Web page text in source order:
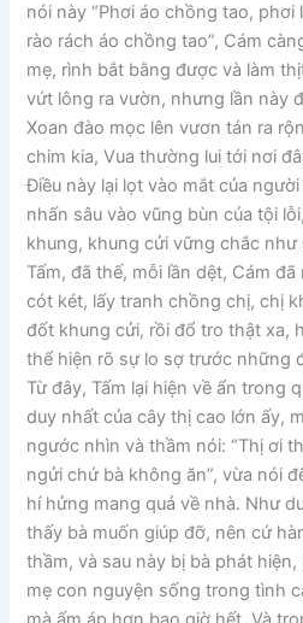
nói này “Phơi áo chồng tao,
rào rách áo chồng tao”, Cám
mẹ, rình bắt bằng được và làm
vứt lông ra vườn, nhưng lần này
Xoan đào mọc lên vươn tán ra
chim kia, Vua thường lui tới nơi
Điều này lại lọt vào mắt của
nhấn sâu vào vũng bùn của tội
khung, khung cửi vững chắc như
Tấm, đã thế, mỗi lần dệt, Cám
cót két, lấy tranh chồng chị, chị
đốt khung cửi, rồi đổ tro thật xa,
thể hiện rõ sự lo sợ trước những
Từ đây, Tấm lại hiện về ẩn trong
duy nhất của cây thị cao lớn ấy,
ngước nhìn và thầm nói: “Thị ơi
ngửi chứ bà không ăn”, vừa nói
hí hửng mang quả về nhà. Như
thấy bà muốn giúp đỡ, nên cứ
thầm, và sau này bị bà phát
mẹ con nguyện sống trong tình